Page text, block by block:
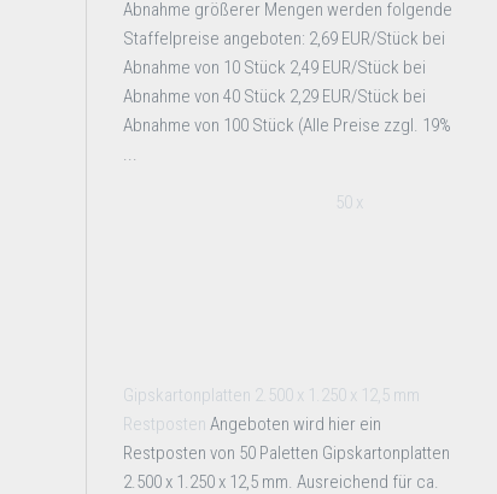
Abnahme größerer Mengen werden folgende
Staffelpreise angeboten: 2,69 EUR/Stück bei
Abnahme von 10 Stück 2,49 EUR/Stück bei
Abnahme von 40 Stück 2,29 EUR/Stück bei
Abnahme von 100 Stück (Alle Preise zzgl. 19%
...
50 x
Gipskartonplatten 2.500 x 1.250 x 12,5 mm
Restposten Angeboten wird hier ein
Restposten von 50 Paletten Gipskartonplatten
2.500 x 1.250 x 12,5 mm. Ausreichend für ca.